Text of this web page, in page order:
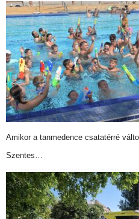
Amikor a tanmedence csatatérré
Szentes…